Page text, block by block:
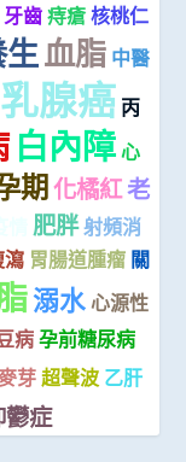
牙齒 痔瘡 核桃仁
血脂 中醫
乳腺癌 丙
白內障 心
期化橘紅老
肥胖射頻消
瀉 胃腸道腫瘤 關
溺水 心源性
病 孕前糖尿病
芽 超聲波 乙肝
鬱症